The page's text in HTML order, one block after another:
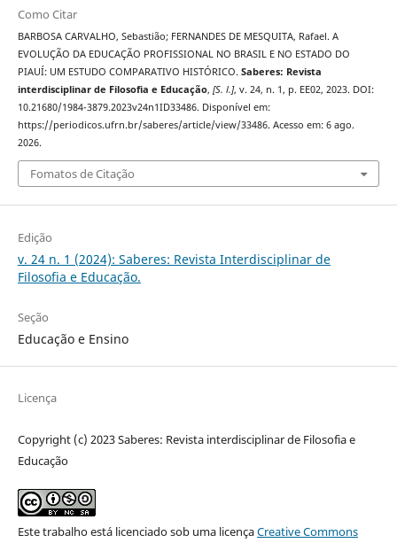
Como Citar
BARBOSA CARVALHO, Sebastião; FERNANDES DE MESQUITA, Rafael. A
EVOLUÇÃO DA EDUCAÇÃO PROFISSIONAL NO BRASIL E NO ESTADO DO
PIAUÍ: UM ESTUDO COMPARATIVO HISTÓRICO. Saberes: Revista
interdisciplinar de Filosofia e Educação, [S. l.], v. 24, n. 1, p. EE02, 2023. DOI:
10.21680/1984-3879.2023v24n1ID33486. Disponível em:
https://periodicos.ufrn.br/saberes/article/view/33486. Acesso em: 6 ago.
2026.
Fomatos de Citação
Edição
v. 24 n. 1 (2024): Saberes: Revista Interdisciplinar de
Filosofia e Educação.
Seção
Educação e Ensino
Licença
Copyright (c) 2023 Saberes: Revista interdisciplinar de Filosofia e
Educação
Este trabalho está licenciado sob uma licençaCreative Commons